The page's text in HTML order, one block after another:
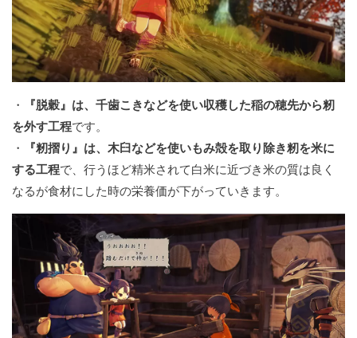
・
『脱穀』は、千歯こきなどを使い収穫した稲の穂先から籾
を外す工程です。
・
『籾摺り』は、木臼などを使いもみ殻を取り除き籾を米に
する工程で、行うほど精米されて白米に近づき米の質は良く
なるが食材にした時の栄養価が下がっていきます。